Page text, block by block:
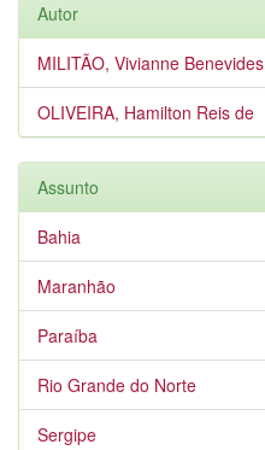
Autor
MILITÃO, Vivianne Benevides
OLIVEIRA, Hamilton Reis de
Assunto
Bahia
Maranhão
Paraíba
Rio Grande do Norte
Sergipe